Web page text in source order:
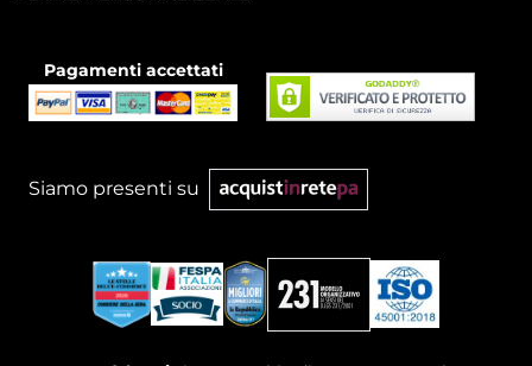
Pagamenti accettati
Siamo presenti su